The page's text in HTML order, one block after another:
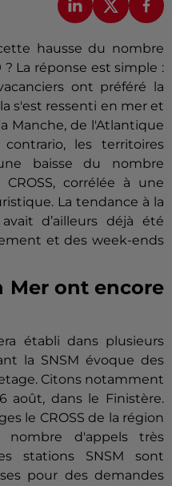
hausse du nombre
La réponse est simple :
ont préféré la
s'est ressenti en mer et
Manche, de l'Atlantique
les territoires
baisse du nombre
corrélée à une
La tendance à la
d’ailleurs déjà été
et des week-ends
Mer ont encore
établi dans plusieurs
la SNSM évoque des
Citons notamment
août, dans le Finistère.
le CROSS de la région
d'appels très
stations SNSM sont
pour des demandes